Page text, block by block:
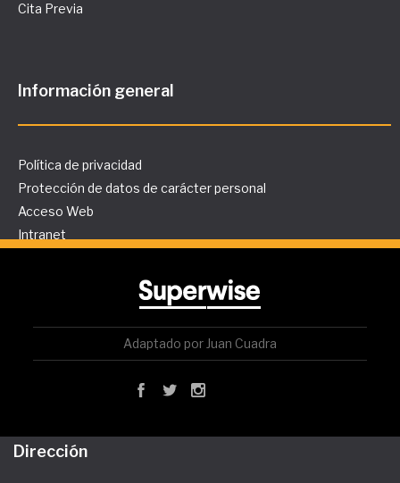
Cita Previa
Información general
Política de privacidad
Protección de datos de carácter personal
Acceso Web
Intranet
Adaptado por Juan Cuadra
Dirección